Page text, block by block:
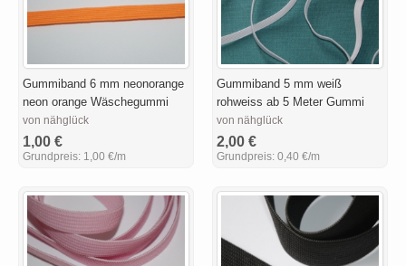
Gummiband 6 mm neonorange
neon orange Wäschegummi
von nähglück
1,00 €
Grundpreis: 1,00 €/m
Gummiband 5 mm weiß
rohweiss ab 5 Meter Gummi
von nähglück
2,00 €
Grundpreis: 0,40 €/m